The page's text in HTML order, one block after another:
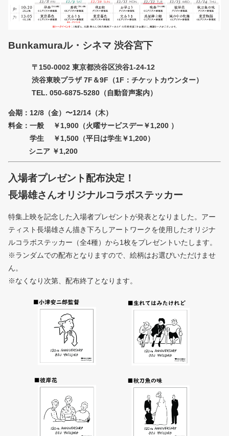
Bunkamuraル・シネマ 渋谷宮下
〒150-0002 東京都渋谷区渋谷1-24-12
渋谷東映プラザ 7F＆9F（1F：チケットカウンター）
TEL. 050-6875-5280（自動音声案内）
会期：12/8（金）〜12/14（木）
料金：一般 ￥1,900（火曜サービスデー￥1,200 ）
学生 ￥1,500（平日は学生￥1,200）
シニア ￥1,200
入場者プレゼント配布決定！
長場雄さんオリジナルコラボステッカー
特集上映を記念した入場者プレゼントが発表となりました。アー
ティスト長場雄さん描き下ろしアートワークを使用したオリジナ
ルコラボステッカー（全4種）から1枚をプレゼントいたします。
※ランダムでの配布となりますので、絵柄はお選びいただけませ
ん。
※なくなり次第、配布終了となります。